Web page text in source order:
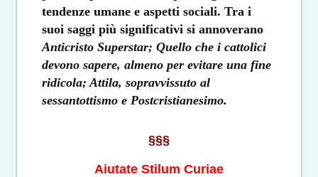
tendenze umane e aspetti sociali. Tra i
suoi saggi più significativi si annoverano
Anticristo Superstar; Quello che i cattolici
devono sapere, almeno per evitare una fine
ridicola; Attila, sopravvissuto al
sessantottismo e Postcristianesimo.
§§§
Aiutate Stilum Curiae